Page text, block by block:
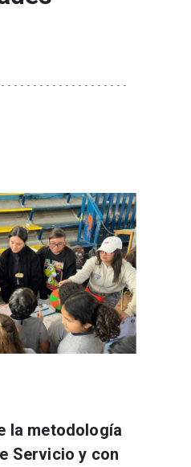
la metodología
Servicio y con